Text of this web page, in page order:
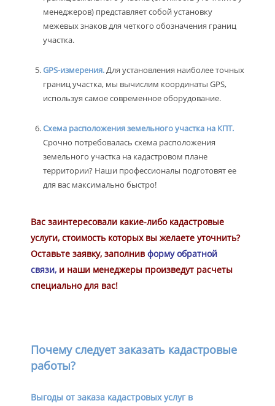
менеджеров) представляет собой установку
межевых знаков для четкого обозначения границ
участка.
GPS-измерения.Для установления наиболее точных
границ участка, мы вычислим координаты GPS,
используя самое современное оборудование.
Схема расположения земельного участка на КПТ.
Срочно потребовалась схема расположения
земельного участка на кадастровом плане
территории? Наши профессионалы подготовят ее
для вас максимально быстро!
Вас заинтересовали какие-либо кадастровые
услуги, стоимость которых вы желаете уточнить?
Оставьте заявку, заполнив форму обратной
связи, и наши менеджеры произведут расчеты
специально для вас!
Почему следует заказать кадастровые
работы?
Выгоды от заказа кадастровых услуг в